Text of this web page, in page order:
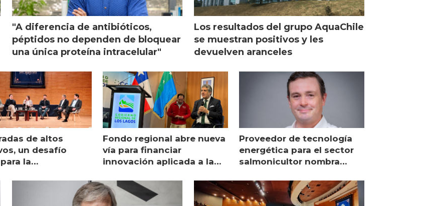
"A diferencia de antibióticos,
péptidos no dependen de bloquear
una única proteína intracelular"
Los resultados del grupo AquaChile
se muestran positivos y les
devuelven aranceles
de altos
un desafío
la
Fondo regional abre nueva
vía para financiar
innovación aplicada a la
Proveedor de tecnología
energética para el sector
salmonicultor nombra